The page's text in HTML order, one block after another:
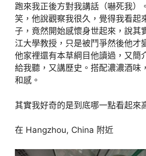
跑來我正後方對我講話（嚇死我）
笑，他說觀察我很久，覺得我看起
子，竟然開始感懷身世起來，說其
江大學教授，只是被鬥爭然後他才
他家裡還有本草綱目他讀過，又簡
給我聽，又講歷史。搭配濃濃酒味
和感。
其實我好奇的是到底哪一點看起來
在 Hangzhou, China 附近